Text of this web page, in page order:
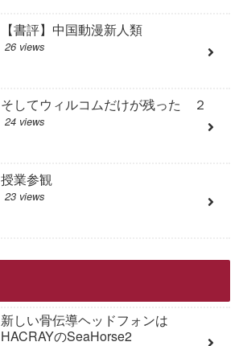
【書評】中国動漫新人類
26 views
そしてウィルコムだけが残った ２
24 views
授業参観
23 views
新しい骨伝導ヘッドフォンは
HACRAYのSeaHorse2